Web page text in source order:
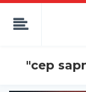
"cep